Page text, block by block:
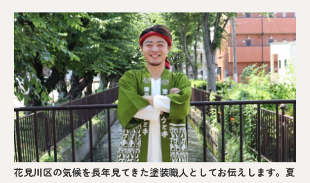
花見川区の気候を長年見てきた塗装職人としてお伝えします。夏